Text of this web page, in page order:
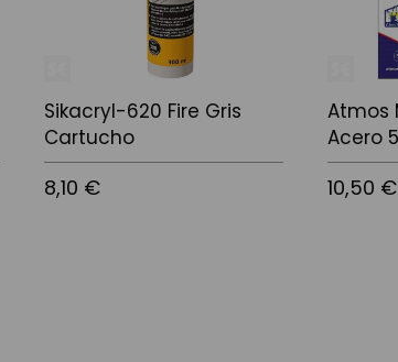
Sikacryl-620 Fire Gris
Cartucho
8,10 €
Atmos
Acero
10,50 €